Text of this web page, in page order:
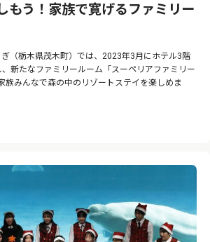
もう！家族で寛げるファミリー
（栃木県茂木町）では、2023年3月にホテル3階
新たなファミリールーム「スーペリアファミリー
族みんなで森の中のリゾートステイを楽しめま